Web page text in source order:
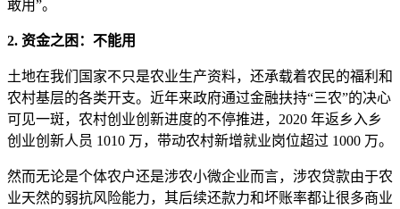
敢用”。
2. 资金之困：不能用
土地在我们国家不只是农业生产资料，还承载着农民的福利和
农村基层的各类开支。近年来政府通过金融扶持“三农”的决心
可见一斑，农村创业创新进度的不停推进，2020 年返乡入乡
创业创新人员 1010 万，带动农村新增就业岗位超过 1000 万。
然而无论是个体农户还是涉农小微企业而言，涉农贷款由于农
业天然的弱抗风险能力，其后续还款力和坏账率都让很多商业